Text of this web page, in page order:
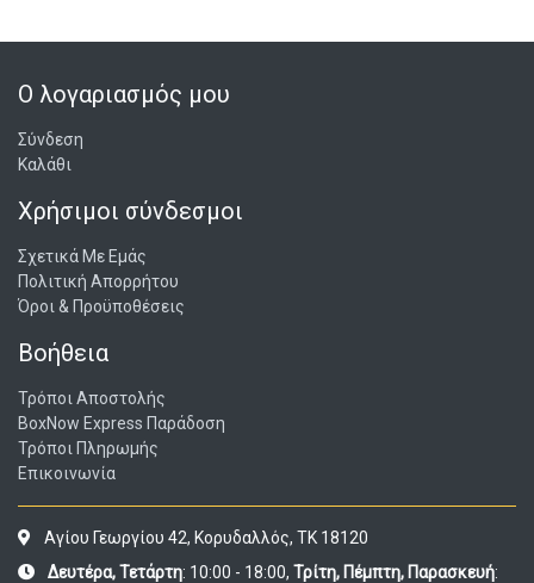
Ο λογαριασμός μου
Σύνδεση
Καλάθι
Χρήσιμοι σύνδεσμοι
Σχετικά Με Εμάς
Πολιτική Απορρήτου
Όροι & Προϋποθέσεις
Βοήθεια
Τρόποι Αποστολής
BoxNow Express Παράδοση
Τρόποι Πληρωμής
Επικοινωνία
Αγίου Γεωργίου 42, Κορυδαλλός, ΤΚ 18120
Δευτέρα, Τετάρτη: 10:00 - 18:00, Τρίτη, Πέμπτη, Παρασκευή: